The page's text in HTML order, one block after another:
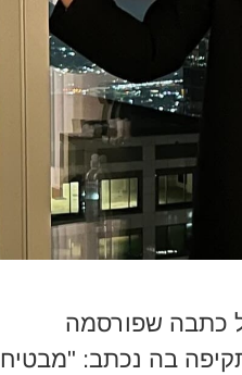
כתבה שפורסמה
בה נכתב: "מבטיח